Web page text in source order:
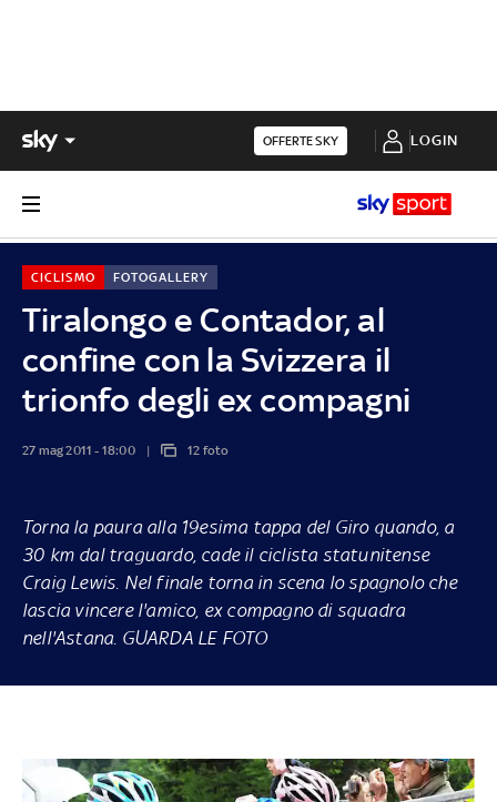
OFFERTE SKY LOGIN
Tiralongo e Contador, al
confine con la Svizzera il
trionfo degli ex compagni
CICLISMO FOTOGALLERY
27 mag 2011 - 18:00 12 foto
Torna la paura alla 19esima tappa del Giro quando, a
30 km dal traguardo, cade il ciclista statunitense
Craig Lewis. Nel finale torna in scena lo spagnolo che
lascia vincere l'amico, ex compagno di squadra
nell'Astana. GUARDA LE FOTO